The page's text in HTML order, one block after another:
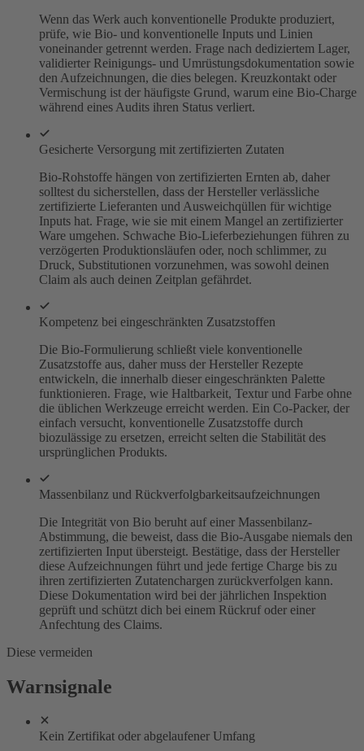
Wenn das Werk auch konventionelle Produkte produziert,
prüfe, wie Bio- und konventionelle Inputs und Linien
voneinander getrennt werden. Frage nach dediziertem Lager,
validierter Reinigungs- und Umrüstungsdokumentation sowie
den Aufzeichnungen, die dies belegen. Kreuzkontakt oder
Vermischung ist der häufigste Grund, warum eine Bio-Charge
während eines Audits ihren Status verliert.
Gesicherte Versorgung mit zertifizierten Zutaten
Bio-Rohstoffe hängen von zertifizierten Ernten ab, daher
solltest du sicherstellen, dass der Hersteller verlässliche
zertifizierte Lieferanten und Ausweichqüllen für wichtige
Inputs hat. Frage, wie sie mit einem Mangel an zertifizierter
Ware umgehen. Schwache Bio-Lieferbeziehungen führen zu
verzögerten Produktionsläufen oder, noch schlimmer, zu
Druck, Substitutionen vorzunehmen, was sowohl deinen
Claim als auch deinen Zeitplan gefährdet.
Kompetenz bei eingeschränkten Zusatzstoffen
Die Bio-Formulierung schließt viele konventionelle
Zusatzstoffe aus, daher muss der Hersteller Rezepte
entwickeln, die innerhalb dieser eingeschränkten Palette
funktionieren. Frage, wie Haltbarkeit, Textur und Farbe ohne
die üblichen Werkzeuge erreicht werden. Ein Co-Packer, der
einfach versucht, konventionelle Zusatzstoffe durch
biozulässige zu ersetzen, erreicht selten die Stabilität des
ursprünglichen Produkts.
Massenbilanz und Rückverfolgbarkeitsaufzeichnungen
Die Integrität von Bio beruht auf einer Massenbilanz-
Abstimmung, die beweist, dass die Bio-Ausgabe niemals den
zertifizierten Input übersteigt. Bestätige, dass der Hersteller
diese Aufzeichnungen führt und jede fertige Charge bis zu
ihren zertifizierten Zutatenchargen zurückverfolgen kann.
Diese Dokumentation wird bei der jährlichen Inspektion
geprüft und schützt dich bei einem Rückruf oder einer
Anfechtung des Claims.
Diese vermeiden
Warnsignale
Kein Zertifikat oder abgelaufener Umfang